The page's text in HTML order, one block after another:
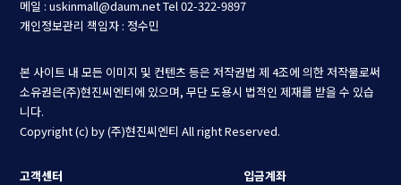
메일 : uskinmall@daum.netTel 02-322-9897
개인정보관리 책임자 : 정수민
본 사이트 내 모든 이미지 및 컨텐츠 등은 저작권법 제 4조에 의한 저작물로써
소유권은(주)현진씨엔티에 있으며, 무단 도용시 법적인 제재를 받을 수 있습
니다.
Copyright (c) by (주)현진씨엔티 All right Reserved.
고객센터
입금계좌